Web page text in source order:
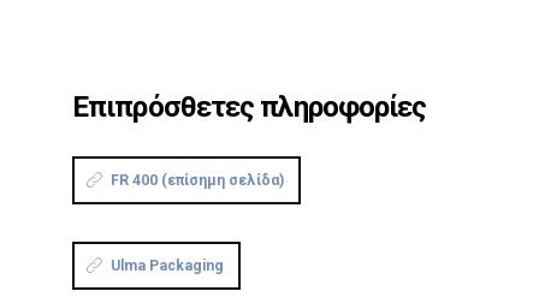
Επιπρόσθετες πληροφορίες
FR 400 (επίσημη σελίδα)
Ulma Packaging